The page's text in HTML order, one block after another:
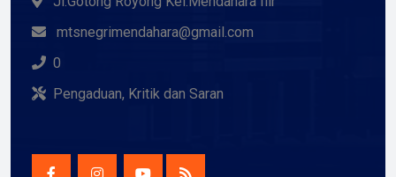
mtsnegrimendahara@gmail.com
0
Pengaduan, Kritik dan Saran